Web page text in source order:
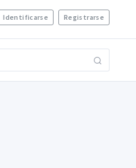
Identificarse Registrarse